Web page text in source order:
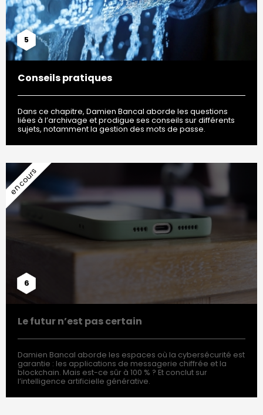
5
Conseils pratiques
Dans ce chapitre, Damien Bancal aborde les questions
liées à l’archivage et prodigue ses conseils sur différents
sujets, notamment la gestion des mots de passe.
6
Le futur n’est pas certain
Damien Bancal aborde les espaces où la cybersécurité est
garantie : les applications de messagerie chiffrée et la
blockchain. Mais est-ce sûr à 100 % ? Et conclut sur
l’intelligence artificielle générative.